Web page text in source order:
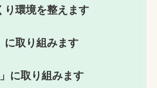
り環境を整えます
に取り組みます
」に取り組みます